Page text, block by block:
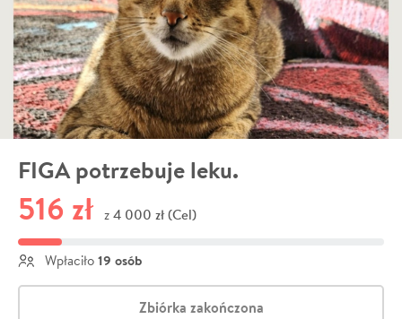
FIGA potrzebuje leku.
516 zł z 4 000 zł (Cel)
Wpłaciło 19 osób
Zbiórka zakończona